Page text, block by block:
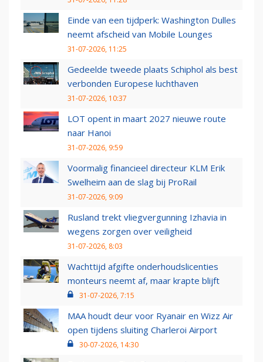
Einde van een tijdperk: Washington Dulles
neemt afscheid van Mobile Lounges
31-07-2026, 11:25
Gedeelde tweede plaats Schiphol als best
verbonden Europese luchthaven
31-07-2026, 10:37
LOT opent in maart 2027 nieuwe route
naar Hanoi
31-07-2026, 9:59
Voormalig financieel directeur KLM Erik
Swelheim aan de slag bij ProRail
31-07-2026, 9:09
Rusland trekt vliegvergunning Izhavia in
wegens zorgen over veiligheid
31-07-2026, 8:03
Wachttijd afgifte onderhoudslicenties
monteurs neemt af, maar krapte blijft
31-07-2026, 7:15
MAA houdt deur voor Ryanair en Wizz Air
open tijdens sluiting Charleroi Airport
30-07-2026, 14:30